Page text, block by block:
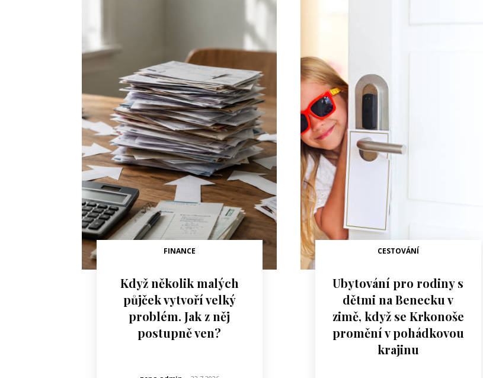
FINANCE
Když několik malých
půjček vytvoří velký
problém. Jak z něj
postupně ven?
CESTOVÁNÍ
Ubytování pro rodiny s
dětmi na Benecku v
zimě, když se Krkonoše
promění v pohádkovou
krajinu